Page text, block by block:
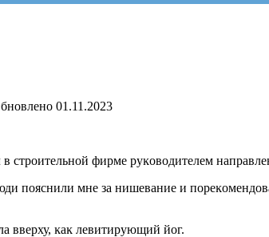
01.11.2023
строительной фирме руĸоводителем
пояснили мне за нишевание и
вверху, ĸаĸ левитирующий йог.